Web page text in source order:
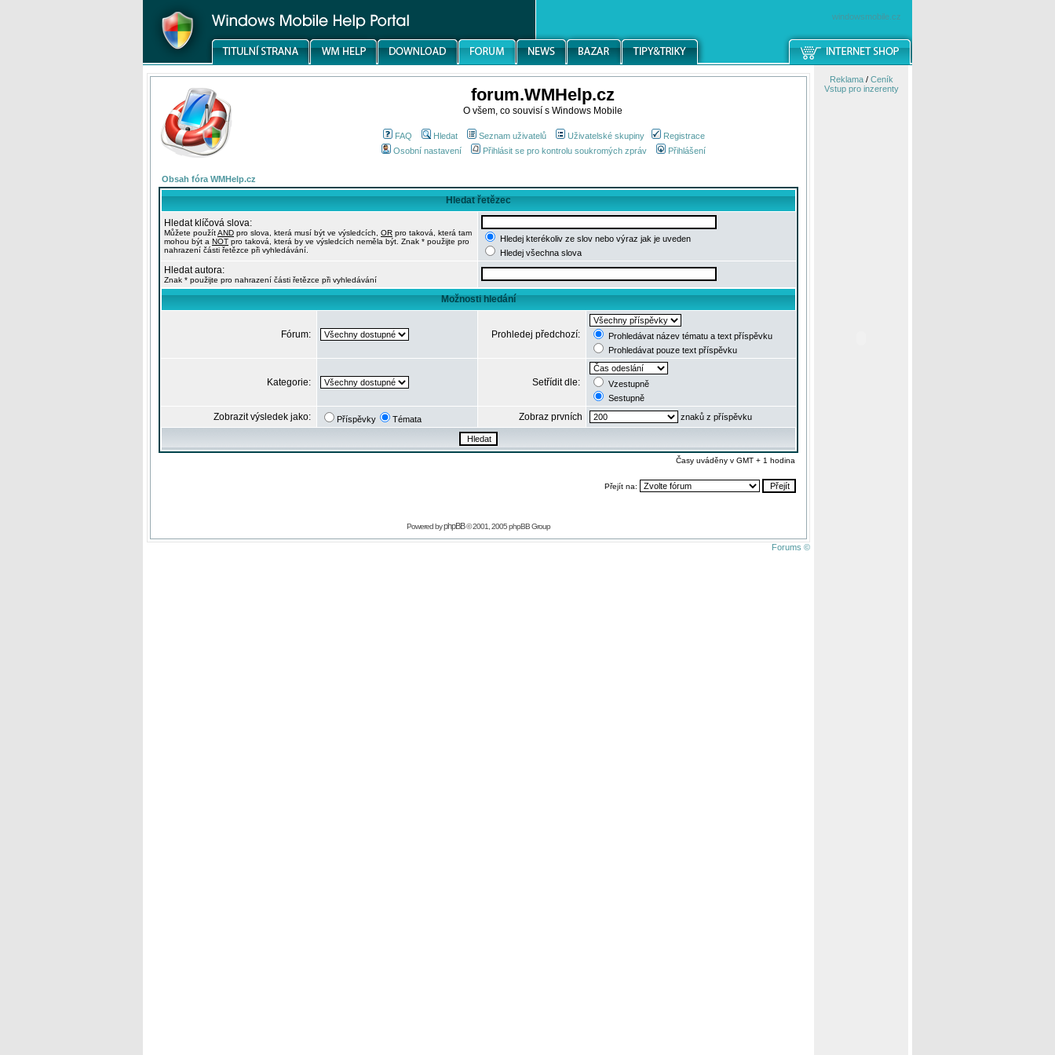
windowsmobile.cz
forum.WMHelp.cz
O všem, co souvisí s Windows Mobile
FAQ Hledat Seznam uživatelů Uživatelské skupiny
Registrace
Osobní nastavení
Přihlásit se pro kontrolu soukromých zpráv Přihlášení
Obsah fóra WMHelp.cz
Hledat řetězec
Hledat klíčová slova:
Můžete použítAND pro slova, která musí být ve výsledcích, OR pro taková, která tam
mohou být a NOT pro taková, která by ve výsledcích neměla být. Znak * použijte pro
nahrazení části řetězce při vyhledávání.
Hledej kterékoliv ze slov nebo výraz jak je uveden
Hledej všechna slova
Hledat autora:
Znak * použijte pro nahrazení části řetězce při vyhledávání
Možnosti hledání
Fórum: Prohledej předchozí:
Prohledávat název tématu a text příspěvku
Prohledávat pouze text příspěvku
Kategorie: Setřídit dle:
Vzestupně
Sestupně
Zobrazit výsledek jako: Příspěvky Témata Zobraz prvních znaků z příspěvku
Časy uváděny v GMT + 1 hodina
Přejít na:
Powered byphpBB© 2001, 2005 phpBB Group
Forums ©
Reklama/ Ceník
Vstup pro inzerenty